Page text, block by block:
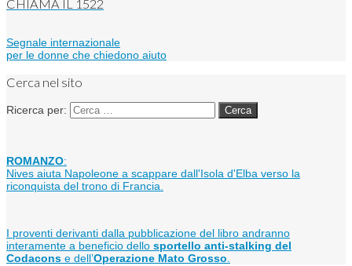
CHIAMA IL 1522
Segnale internazionale
per le donne che chiedono aiuto
Cerca nel sito
Ricerca per:
ROMANZO:
Nives aiuta Napoleone a scappare dall'Isola d'Elba verso la
riconquista del trono di Francia.
I proventi derivanti dalla pubblicazione del libro andranno
interamente a beneficio dello sportello anti-stalking del
Codacons e dell’Operazione Mato Grosso